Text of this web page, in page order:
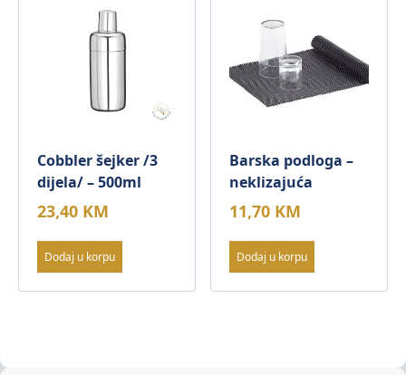
Cobbler šejker /3
dijela/ – 500ml
23,40 KM
Dodaj u korpu
Barska podloga –
neklizajuća
11,70 KM
Dodaj u korpu